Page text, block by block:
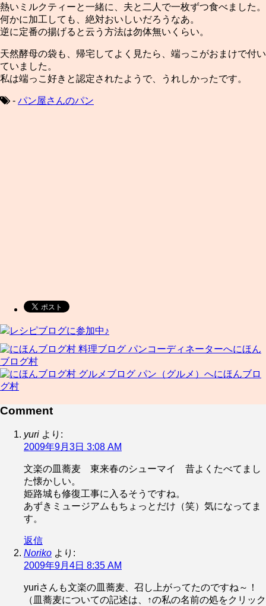
熱いミルクティーと一緒に、夫と二人で一枚ずつ食べました。
何かに加工しても、絶対おいしいだろうなあ。
逆に定番の揚げると云う方法は勿体無いくらい。
天然酵母の袋も、帰宅してよく見たら、端っこがおまけで付い
ていました。
私は端っこ好きと認定されたようで、うれしかったです。
- パン屋さんのパン
レシピブログに参加中♪
にほん
ブログ村
にほんブロ
グ村
Comment
yuri より:
2009年9月3日 3:08 AM
文楽の皿蕎麦 東来春のシューマイ 昔よくたべてまし
た懐かしい。
姫路城も修復工事に入るそうですね。
あずきミュージアムもちょっとだけ（笑）気になってま
す。
返信
Noriko より:
2009年9月4日 8:35 AM
yuriさんも文楽の皿蕎麦、召し上がってたのですね～！
（皿蕎麦についての記述は、↑の私の名前の処をクリック